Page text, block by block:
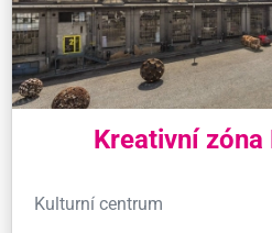
Kreativní zóna
Kulturní centrum